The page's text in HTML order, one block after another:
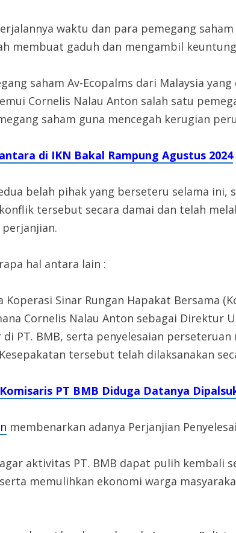
waktu dan para pemegang
membuat gaduh dan mengambil
saham Av-Ecopalms dari Malaysia
Cornelis Nalau Anton salah satu
saham guna mencegah kerugian
di IKN Bakal Rampung Agustus 2024
belah pihak yang berseteru selama
tersebut secara damai dan telah
hal antara lain :
Sinar Rungan Hapakat Bersama
Cornelis Nalau Anton sebagai Direktur
PT. BMB, serta penyelesaian
tersebut telah dilaksanakan
PT BMB Diduga Datanya
membenarkan adanya Perjanjian
aktivitas PT. BMB dapat pulih
memulihkan ekonomi warga